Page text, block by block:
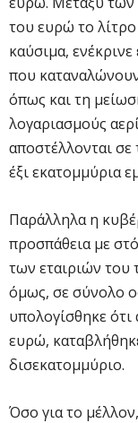
του ευρώ το
καύσιμα,
που
όπως και τη
λογαριασμούς
αποστέλλονται σε
έξι εκατομμύρια
Παράλληλα η
προσπάθεια με
των εταιριών του
όμως, σε σύνολο
υπολογίσθηκε ότι
ευρώ,
δισεκατομμύριο.
Όσο για το μέλλον,